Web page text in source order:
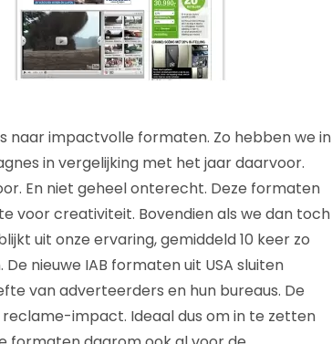
naar impactvolle formaten. Zo hebben we in
in vergelijking met het jaar daarvoor.
En niet geheel onterecht. Deze formaten
voor creativiteit. Bovendien als we dan toch
uit onze ervaring, gemiddeld 10 keer zo
nieuwe IAB formaten uit USA sluiten
van adverteerders en hun bureaus. De
impact. Ideaal dus om in te zetten